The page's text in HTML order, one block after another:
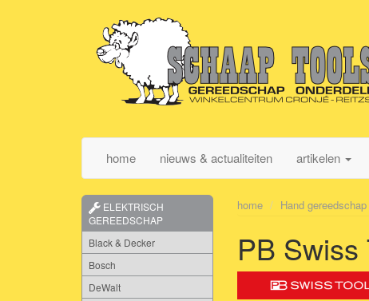
home nieuws & actualiteiten artikelen
ELEKTRISCH
GEREEDSCHAP
Black & Decker
Bosch
DeWalt
home Hand gereedschap
PB Swiss